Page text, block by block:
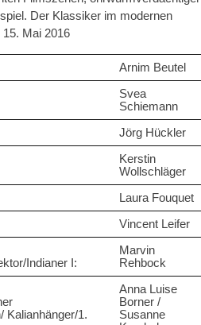
Der Klassiker im modernen
Mai 2016
Arnim Beutel
Svea
Schiemann
Jörg Hückler
Kerstin
Wollschläger
Laura Fouquet
Vincent Leifer
Indianer I:
Marvin
Rehbock
Kalianhänger/1.
Anna Luise
Borner /
Susanne